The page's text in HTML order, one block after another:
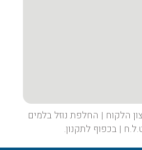
הלקוח | החלפת נוזל בלמים
| בכפוף לתקנון.